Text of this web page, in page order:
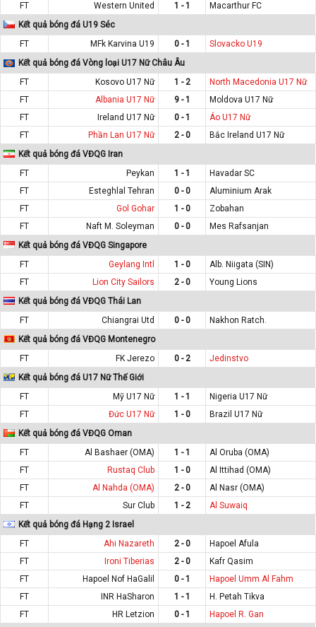
FT
Western United 1 - 1
Macarthur FC
Kết quả bóng đá U19 Séc
FT
MFk Karvina U19 0 - 1
Slovacko U19
Kết quả bóng đá Vòng loại U17 Nữ Châu Âu
FT
Kosovo U17 Nữ 1 - 2
North Macedonia U17 Nữ
FT
Albania U17 Nữ 9 - 1
Moldova U17 Nữ
FT
Ireland U17 Nữ 0 - 1
Áo U17 Nữ
FT
Phần Lan U17 Nữ 2 - 0
Bắc Ireland U17 Nữ
Kết quả bóng đá VĐQG Iran
FT
Peykan 1 - 1
Havadar SC
FT
Esteghlal Tehran 0 - 0
Aluminium Arak
FT
Gol Gohar 1 - 0
Zobahan
FT
Naft M. Soleyman 0 - 0
Mes Rafsanjan
Kết quả bóng đá VĐQG Singapore
FT
Geylang Intl 1 - 0
Alb. Niigata (SIN)
FT
Lion City Sailors 2 - 0
Young Lions
Kết quả bóng đá VĐQG Thái Lan
FT
Chiangrai Utd 0 - 0
Nakhon Ratch.
Kết quả bóng đá VĐQG Montenegro
FT
FK Jerezo 0 - 2
Jedinstvo
Kết quả bóng đá U17 Nữ Thế Giới
FT
Mỹ U17 Nữ 1 - 1
Nigeria U17 Nữ
FT
Đức U17 Nữ 1 - 0
Brazil U17 Nữ
Kết quả bóng đá VĐQG Oman
FT
Al Bashaer (OMA) 1 - 1
Al Oruba (OMA)
FT
Rustaq Club 1 - 0
Al Ittihad (OMA)
FT
Al Nahda (OMA) 2 - 0
Al Nasr (OMA)
FT
Sur Club 1 - 2
Al Suwaiq
Kết quả bóng đá Hạng 2 Israel
FT
Ahi Nazareth 2 - 0
Hapoel Afula
FT
Ironi Tiberias 2 - 0
Kafr Qasim
FT
Hapoel Nof HaGalil 0 - 1
Hapoel Umm Al Fahm
FT
INR HaSharon 1 - 1
H. Petah Tikva
FT
HR Letzion 0 - 1
Hapoel R. Gan